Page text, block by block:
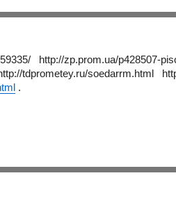
http://zp.prom.ua/p428507-
tdprometey.ru/soedarrm.html
.